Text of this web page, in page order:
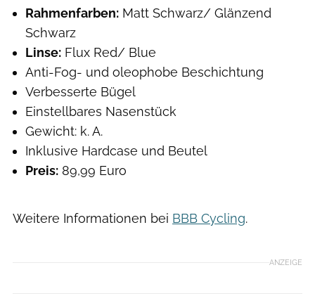
Rahmenfarben: Matt Schwarz/ Glänzend
Schwarz
Linse: Flux Red/ Blue
Anti-Fog- und oleophobe Beschichtung
Verbesserte Bügel
Einstellbares Nasenstück
Gewicht: k. A.
Inklusive Hardcase und Beutel
Preis: 89,99 Euro
Weitere Informationen bei BBB Cycling.
ANZEIGE